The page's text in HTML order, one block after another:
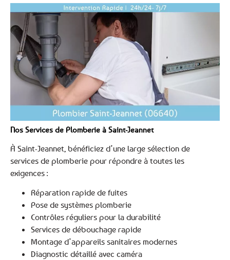
Nos Services de Plomberie à Saint-Jeannet
À Saint-Jeannet, bénéficiez d’une large sélection de
services de plomberie pour répondre à toutes les
exigences :
Réparation rapide de fuites
Pose de systèmes plomberie
Contrôles réguliers pour la durabilité
Services de débouchage rapide
Montage d’appareils sanitaires modernes
Diagnostic détaillé avec caméra